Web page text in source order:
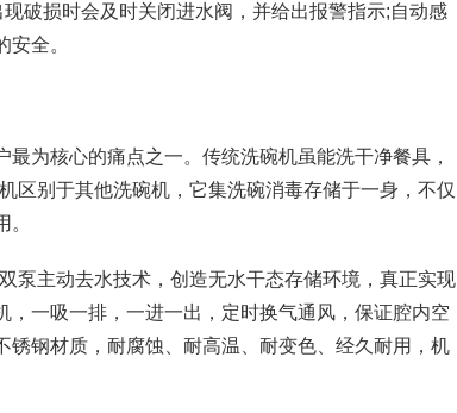
破损时会及时关闭进水阀，并给出报警指示;自动感
全。
为核心的痛点之一。传统洗碗机虽能洗干净餐具，
区别于其他洗碗机，它集洗碗消毒存储于一身，不仅
泵主动去水技术，创造无水干态存储环境，真正实现
一吸一排，一进一出，定时换气通风，保证腔内空
钢材质，耐腐蚀、耐高温、耐变色、经久耐用，机